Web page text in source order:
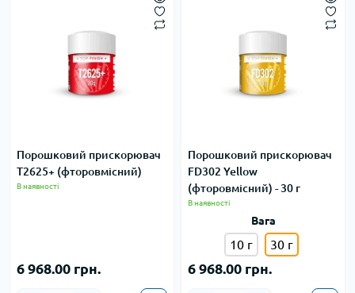
Порошковий прискорювач
T2625+ (фторовмісний)
В наявності
6 968.00 грн.
Порошковий прискорювач
FD302 Yellow
(фторовмісний) - 30 г
В наявності
Вага
10 г 30 г
6 968.00 грн.